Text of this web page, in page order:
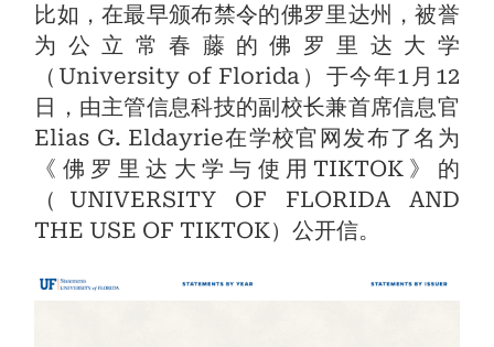
比如，在最早颁布禁令的佛罗里达州，被誉
为公立常春藤的佛罗里达大学
（University of Florida）于今年1月12
日，由主管信息科技的副校长兼首席信息官
Elias G. Eldayrie在学校官网发布了名为
《佛罗里达大学与使用TIKTOK》的
（UNIVERSITY OF FLORIDA AND
THE USE OF TIKTOK）公开信。